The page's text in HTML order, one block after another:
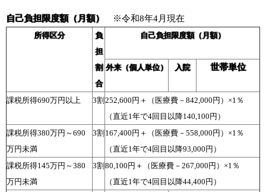
自己負担限度額（月額） ※令和8年4月現在
所得区分
負
担
割
合
自己負担限度額（月額）
外来（個人単位） 入院 世帯単位
課税所得690万円以上 3割 252,600円＋（医療費－842,000円）×1％
（直近1年で4回目以降140,100円）
課税所得380万円～690
万円未満
3割 167,400円＋（医療費－558,000円）×1％
（直近1年で4回目以降93,000円）
課税所得145万円～380
万円未満
3割 80,100円＋（医療費－267,000円）×1％
（直近1年で4回目以降44,400円）